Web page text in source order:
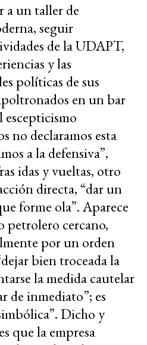
a un taller de
seguir
de la UDAPT,
y las
políticas de sus
en un bar
escepticismo
no declaramos esta
a la defensiva”,
idas y vueltas, otro
directa, “dar un
forme ola”. Aparece
petrolero cercano,
por un orden
bien troceada la
la medida cautelar
de inmediato”; es
Dicho y
que la empresa